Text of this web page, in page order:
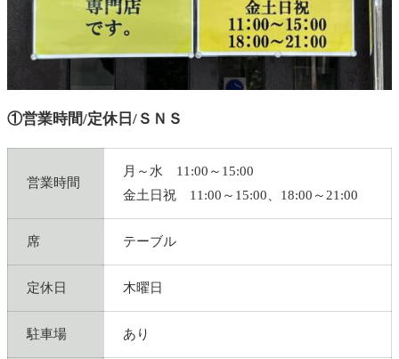
①営業時間/定休日/ＳＮＳ
営業時間
月～水 11:00～15:00
金土日祝 11:00～15:00、18:00～21:00
席 テーブル
定休日 木曜日
駐車場 あり